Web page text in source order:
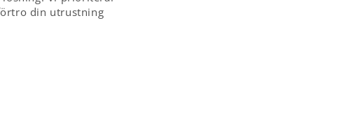
din utrustning